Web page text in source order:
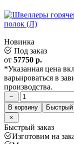
Новинка
Под заказ
от 57750 р.
*Указанная цена
варьироваться в
производства.
В корзину Быстрый
Быстрый заказ
Изготовим на